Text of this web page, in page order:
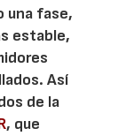
una fase,
estable,
Así
de la
, que